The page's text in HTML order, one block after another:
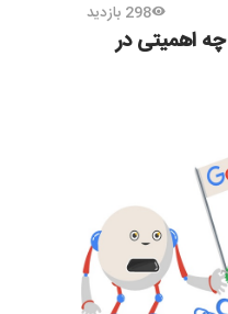
298 بازدید
اهمیتی در